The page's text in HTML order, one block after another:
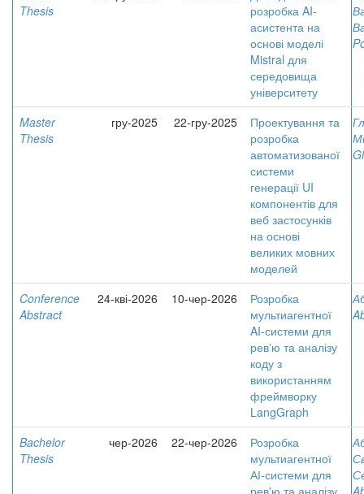
Thesis
розробка AI-
асистента на
основі моделі
Mistral для
середовища
університету
Master
Thesis
гру-2025 22-гру-2025
Проектування та
розробка
автоматизованої
системи
генерації UI
компонентів для
веб застосунків
на основі
великих мовних
моделей
Conference
Abstract
24-кві-2026 10-чер-2026
Розробка
мультиагентної
AI-системи для
ревʼю та аналізу
коду з
використанням
фреймворку
LangGraph
Bachelor
Thesis
чер-2026 22-чер-2026
Розробка
мультиагентної
АІ-системи для
рев'ю та аналізу